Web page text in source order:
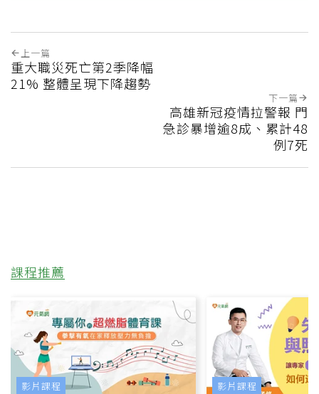
上一篇
重大職災死亡第2季降幅
21% 整體呈現下降趨勢
下一篇
高雄新冠疫情拉警報 門
急診暴增逾8成、累計48
例7死
課程推薦
影片課程 影片課程